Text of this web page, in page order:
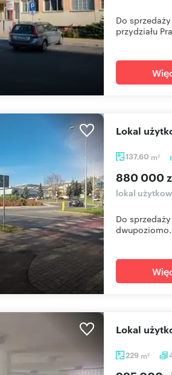
Do
przydziału
137,60 m2
Lokal
880 000
lokal
Do
229 m2
Lokal